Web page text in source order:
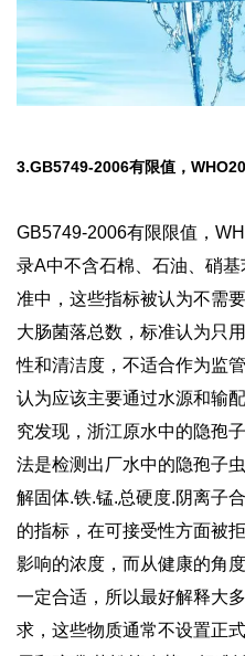
3.GB5749-2006有限值，
GB5749-2006有限限值，
录A中不含石棉、石油、硝
准中，这些指标被认为不需
大肠菌落总数，标准认为只
性和清洁度，不适合作为监
认为应该主要通过水源和输
究发现，浙江原水中的隐孢
法是检测出厂水中的隐孢子
解固体.铁.锰.总硬度.阴离子
的指标，在可接受性方面被
影响的浓度，而从健康的角
一定合适，所以最好解释大
求，这些物质通常不设置正